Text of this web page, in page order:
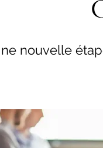
nouvelle